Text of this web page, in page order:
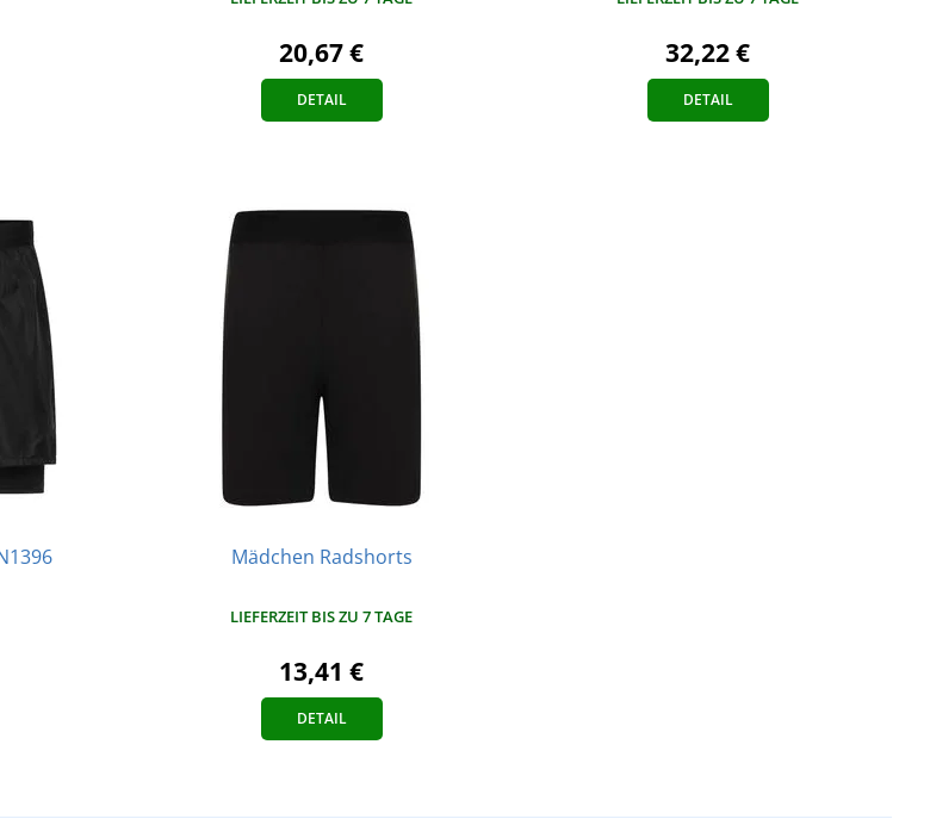
20,67 €
DETAIL
32,22 €
DETAIL
Mädchen Radshorts
LIEFERZEIT BIS ZU 7 TAGE
13,41 €
DETAIL